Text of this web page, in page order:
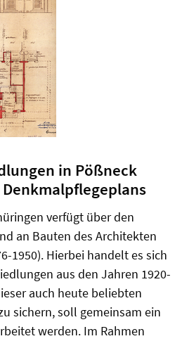
in Pößneck
verfügt über den
an Bauten des Architekten
1950). Hierbei handelt es sich
aus den Jahren 1920-
auch heute beliebten
sichern, soll gemeinsam ein
werden. Im Rahmen